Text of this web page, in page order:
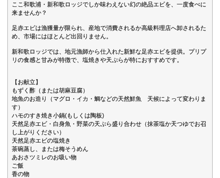
ここ和歌浦・新和歌ロッジでしか味わえない幻の絶品エビを、一度食べに
来ませんか？
足赤エビは漁獲量が限られ、産地で消費されるか高級料理店へ卸されるた
め、市場にはほとんど出回りません。
新和歌ロッジでは、地元漁師から仕入れた新鮮な足赤エビを提供。プリプ
リの食感と甘みが特徴で、塩焼きや天ぷらが特におすすめです。
【お献立】
もずく酢（または胡麻豆腐）
地魚のお造り（マグロ・イカ・鯛などの天然鮮魚 天候によって変わりま
す）
ハモのすき焼き小鍋(もしくは陶板)
天然足赤エビ・白身魚・野菜の天ぷら盛り合わせ（抹茶塩か天つゆでお召
し上がりください）
天然足赤エビの塩焼き
茶碗蒸し、または梅そうめん
あおさツミレのお吸い物
ご飯
香の物